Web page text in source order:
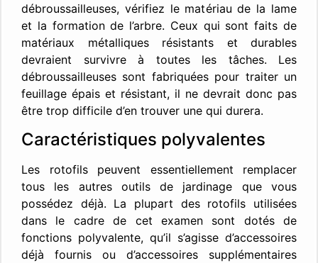
débroussailleuses, vérifiez le matériau de la lame
et la formation de l’arbre. Ceux qui sont faits de
matériaux métalliques résistants et durables
devraient survivre à toutes les tâches. Les
débroussailleuses sont fabriquées pour traiter un
feuillage épais et résistant, il ne devrait donc pas
être trop difficile d’en trouver une qui durera.
Caractéristiques polyvalentes
Les rotofils peuvent essentiellement remplacer
tous les autres outils de jardinage que vous
possédez déjà. La plupart des rotofils utilisées
dans le cadre de cet examen sont dotés de
fonctions polyvalente, qu’il s’agisse d’accessoires
déjà fournis ou d’accessoires supplémentaires